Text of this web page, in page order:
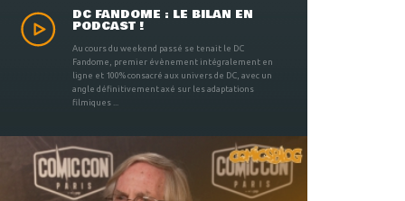
DC FANDOME : LE BILAN EN
PODCAST !
Au cours du weekend passé se tenait le DC
Fandome, premier évènement intégralement en
ligne et 100% consacré aux univers de DC, avec un
angle définitivement axé sur les adaptations
filmiques ...